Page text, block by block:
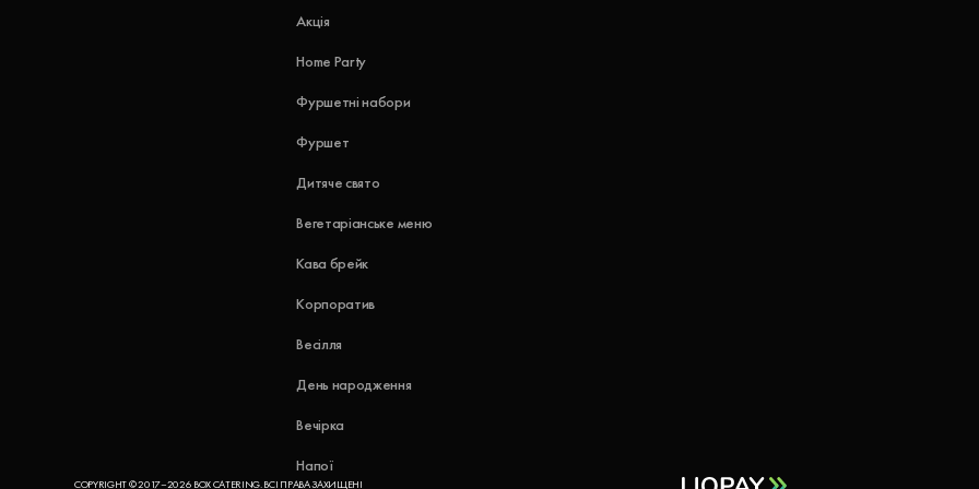
Акція
Home Party
Фуршетні набори
Фуршет
Дитяче свято
Вегетаріанське меню
Кава брейк
Корпоратив
Весілля
День народження
Вечірка
Напої
COPYRIGHT © 2017–2026 BOX CATERING. ВСІ ПРАВА ЗАХИЩЕНІ